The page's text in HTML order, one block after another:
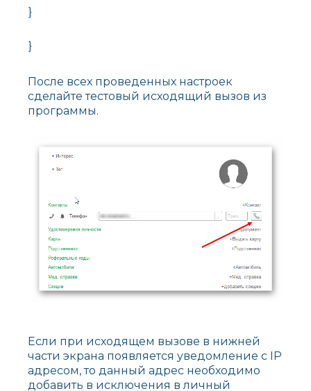
}
}
После всех проведенных настроек
сделайте тестовый исходящий вызов из
программы.
Если при исходящем вызове в нижней
части экрана появляется уведомление с IP
адресом, то данный адрес необходимо
добавить в исключения в личный